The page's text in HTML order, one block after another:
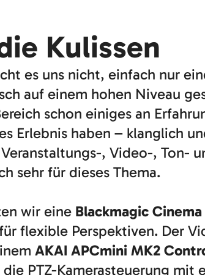
Kulissen
es uns nicht, einfach nur
auf einem hohen Niveau
schon einiges an
Erlebnis haben – klanglich
, Video-, Ton-
sehr für dieses Thema.
wir eine Blackmagic
flexible Perspektiven. Der
AKAI APCmini MK2
PTZ-Kamerasteuerung